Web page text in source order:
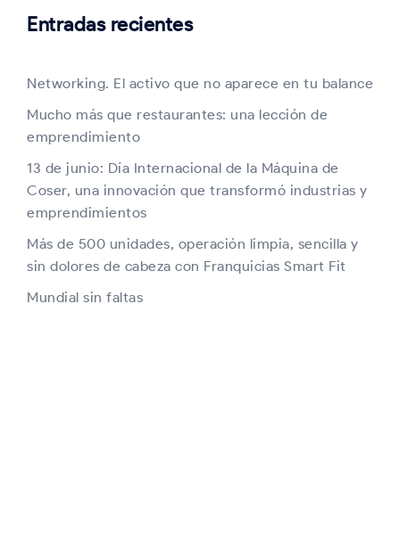
Entradas recientes
Networking. El activo que no aparece en tu balance
Mucho más que restaurantes: una lección de
emprendimiento
13 de junio: Día Internacional de la Máquina de
Coser, una innovación que transformó industrias y
emprendimientos
Más de 500 unidades, operación limpia, sencilla y
sin dolores de cabeza con Franquicias Smart Fit
Mundial sin faltas